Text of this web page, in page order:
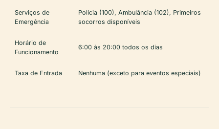
Serviços de
Emergência
Polícia (100), Ambulância (102), Primeiros
socorros disponíveis
Horário de
Funcionamento
6:00 às 20:00 todos os dias
Taxa de Entrada Nenhuma (exceto para eventos especiais)